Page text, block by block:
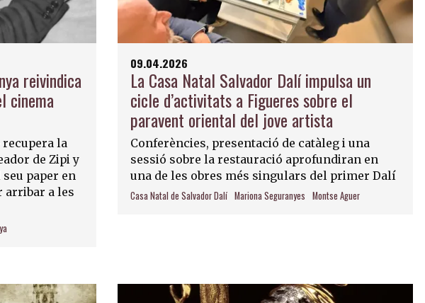
reivindica
cinema
recupera la
de Zipi y
paper en
arribar a les
09.04.2026
La Casa Natal Salvador Dalí impulsa un
cicle d’activitats a Figueres sobre el
paravent oriental del jove artista
Conferències, presentació de catàleg i una
sessió sobre la restauració aprofundiran en
una de les obres més singulars del primer Dalí
Casa Natal de Salvador Dalí Mariona Seguranyes Montse Aguer